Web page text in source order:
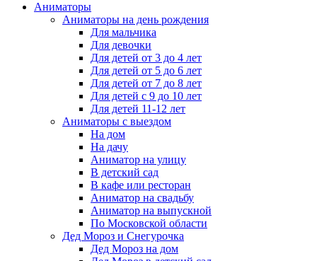
Аниматоры
Аниматоры на день рождения
Для мальчика
Для девочки
Для детей от 3 до 4 лет
Для детей от 5 до 6 лет
Для детей от 7 до 8 лет
Для детей с 9 до 10 лет
Для детей 11-12 лет
Аниматоры с выездом
На дом
На дачу
Аниматор на улицу
В детский сад
В кафе или ресторан
Аниматор на свадьбу
Аниматор на выпускной
По Московской области
Дед Мороз и Снегурочка
Дед Мороз на дом